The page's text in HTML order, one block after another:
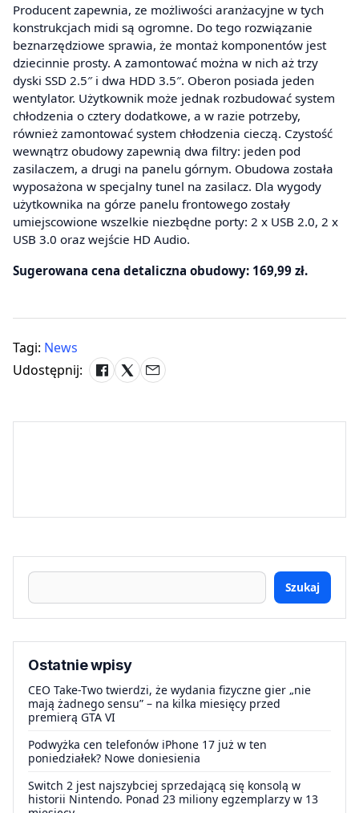
Producent zapewnia, ze możliwości aranżacyjne w tych
konstrukcjach midi są ogromne. Do tego rozwiązanie
beznarzędziowe sprawia, że montaż komponentów jest
dziecinnie prosty. A zamontować można w nich aż trzy
dyski SSD 2.5″ i dwa HDD 3.5″. Oberon posiada jeden
wentylator. Użytkownik może jednak rozbudować system
chłodzenia o cztery dodatkowe, a w razie potrzeby,
również zamontować system chłodzenia cieczą. Czystość
wewnątrz obudowy zapewnią dwa filtry: jeden pod
zasilaczem, a drugi na panelu górnym. Obudowa została
wyposażona w specjalny tunel na zasilacz. Dla wygody
użytkownika na górze panelu frontowego zostały
umiejscowione wszelkie niezbędne porty: 2 x USB 2.0, 2 x
USB 3.0 oraz wejście HD Audio.
Sugerowana cena detaliczna obudowy: 169,99 zł.
Tagi: News
Udostępnij:
Szukaj
Ostatnie wpisy
CEO Take-Two twierdzi, że wydania fizyczne gier „nie
mają żadnego sensu” – na kilka miesięcy przed
premierą GTA VI
Podwyżka cen telefonów iPhone 17 już w ten
poniedziałek? Nowe doniesienia
Switch 2 jest najszybciej sprzedającą się konsolą w
historii Nintendo. Ponad 23 miliony egzemplarzy w 13